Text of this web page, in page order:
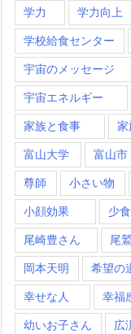
学力 学力向上
学校給食センター
宇宙のメッセージ
宇宙エネルギー
家族と食事 家
富山大学 富山市
尊師 小さい物
小顔効果 少
尾崎豊さん 尾
岡本天明 希望の
幸せな人 幸福
幼いお子さん 広